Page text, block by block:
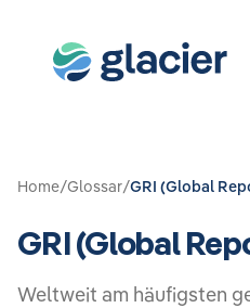
Home/Glossar/GRI (Global
GRI (Global
Weltweit am häufigsten